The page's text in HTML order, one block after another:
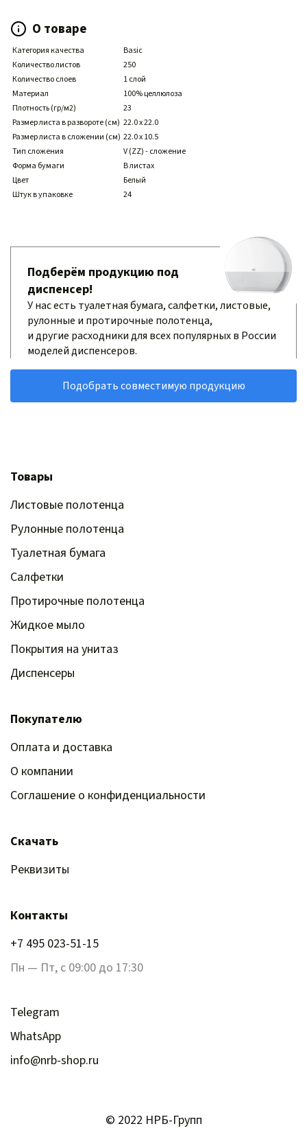
О товаре
Категория качества
Basic
Количество листов
250
Количество слоев
1 слой
Материал
100% целлюлоза
Плотность (гр/м2)
23
Размер листа в развороте (см) 22.0 x 22.0
Размер листа в сложении (см) 22.0 x 10.5
Тип сложения
V (ZZ) - сложение
Форма бумаги
В листах
Цвет
Белый
Штук в упаковке
24
Подберём продукцию под
диспенсер!
У нас есть туалетная бумага, салфетки, листовые,
рулонные и протирочные полотенца,
и другие расходники для всех популярных в России
моделей диспенсеров.
Подобрать совместимую продукцию
Товары
Листовые полотенца
Рулонные полотенца
Туалетная бумага
Салфетки
Протирочные полотенца
Жидкое мыло
Покрытия на унитаз
Диспенсеры
Покупателю
Оплата и доставка
О компании
Соглашение о конфиденциальности
Скачать
Реквизиты
Контакты
+7 495 023-51-15
Пн — Пт, с 09:00 до 17:30
Telegram
WhatsApp
info@nrb-shop.ru
© 2022 НРБ-Групп